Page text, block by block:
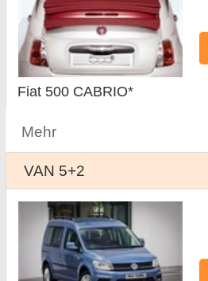
Fiat 500 CABRIO*
Mehr
VAN 5+2